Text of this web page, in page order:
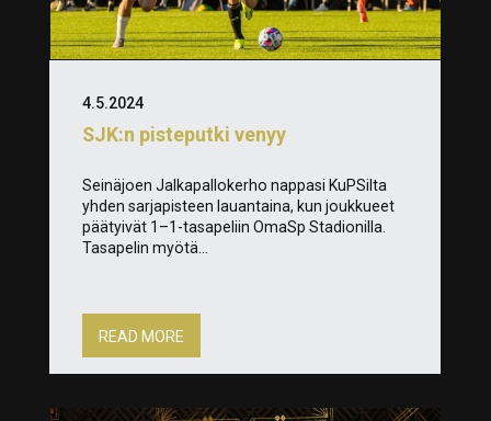
SJK:n pisteputki venyy
4.5.2024
Seinäjoen Jalkapallokerho nappasi KuPSilta
yhden sarjapisteen lauantaina, kun joukkueet
päätyivät 1–1-tasapeliin OmaSp Stadionilla.
Tasapelin myötä...
READ MORE